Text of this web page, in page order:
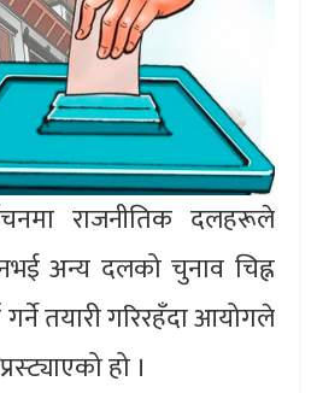
राजनीतिक दलहरूले
अन्य दलको चुनाव चिह्न
तयारी गरिरहँदा आयोगले
हो ।